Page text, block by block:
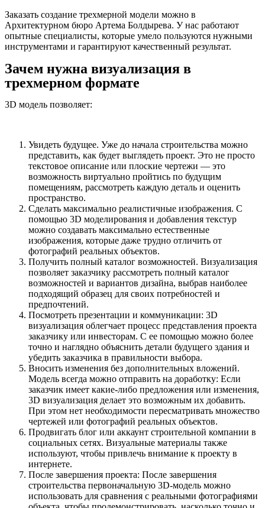
Заказать создание трехмерной модели можно в
Архитектурном бюро Артема Болдырева. У нас работают
опытные специалисты, которые умело пользуются нужными
инструментами и гарантируют качественный результат.
Зачем нужна визуализация в
трехмерном формате
3D модель позволяет:
Увидеть будущее. Уже до начала строительства можно
представить, как будет выглядеть проект. Это не просто
текстовое описание или плоские чертежи — это
возможность виртуально пройтись по будущим
помещениям, рассмотреть каждую деталь и оценить
пространство.
Сделать максимально реалистичные изображения. С
помощью 3D моделирования и добавления текстур
можно создавать максимально естественные
изображения, которые даже трудно отличить от
фотографий реальных объектов.
Получить полный каталог возможностей. Визуализация
позволяет заказчику рассмотреть полный каталог
возможностей и вариантов дизайна, выбрав наиболее
подходящий образец для своих потребностей и
предпочтений.
Посмотреть презентации и коммуникации: 3D
визуализация облегчает процесс представления проекта
заказчику или инвесторам. С ее помощью можно более
точно и наглядно объяснить детали будущего здания и
убедить заказчика в правильности выбора.
Вносить изменения без дополнительных вложений.
Модель всегда можно отправить на доработку: Если
заказчик имеет какие-либо предложения или изменения,
3D визуализация делает это возможным их добавить.
При этом нет необходимости пересматривать множество
чертежей или фотографий реальных объектов.
Продвигать блог или аккаунт строительной компании в
социальных сетях. Визуальные материалы также
используют, чтобы привлечь внимание к проекту в
интернете.
После завершения проекта: После завершения
строительства первоначальную 3D-модель можно
использовать для сравнения с реальными фотографиями